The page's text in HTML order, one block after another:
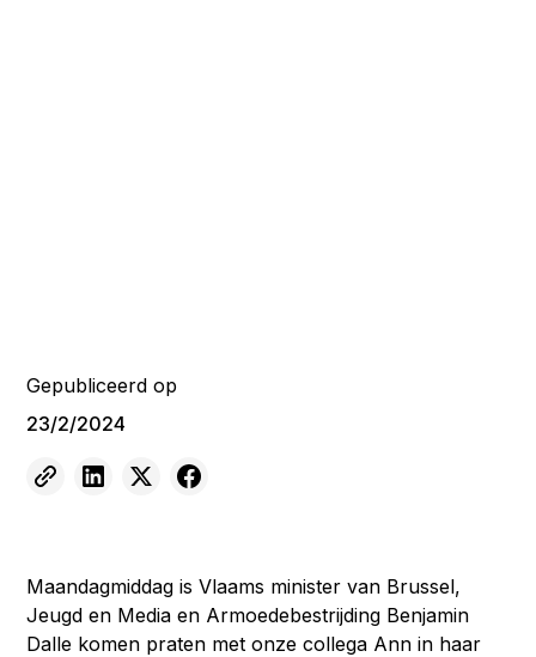
Gepubliceerd op
23/2/2024
Maandagmiddag is Vlaams minister van Brussel,
Jeugd en Media en Armoedebestrijding Benjamin
Dalle komen praten met onze collega Ann in haar